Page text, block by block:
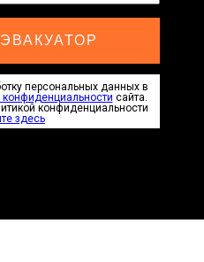
персональных данных в
конфиденциальности сайта.
конфиденциальности
здесь